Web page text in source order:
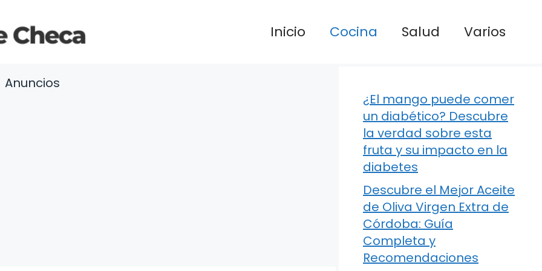
Inicio Cocina Salud Varios
Anuncios
¿El mango puede comer
un diabético? Descubre
la verdad sobre esta
fruta y su impacto en la
diabetes
Descubre el Mejor Aceite
de Oliva Virgen Extra de
Córdoba: Guía
Completa y
Recomendaciones